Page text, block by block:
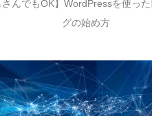
さんでもOK】WordPressを使っ
グの始め方